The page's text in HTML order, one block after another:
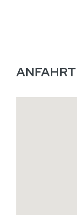
ANFAHRT